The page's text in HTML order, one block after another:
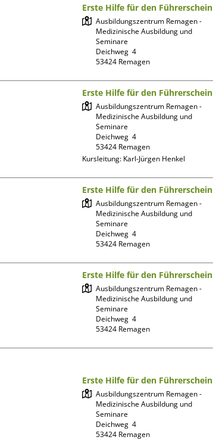
Erste Hilfe für den Führerschein
Ausbildungszentrum Remagen -
Medizinische Ausbildung und
Seminare
Deichweg  4
53424 Remagen
Erste Hilfe für den Führerschein
Ausbildungszentrum Remagen -
Medizinische Ausbildung und
Seminare
Deichweg  4
53424 Remagen
Kursleitung: Karl-Jürgen Henkel
Erste Hilfe für den Führerschein
Ausbildungszentrum Remagen -
Medizinische Ausbildung und
Seminare
Deichweg  4
53424 Remagen
Erste Hilfe für den Führerschein
Ausbildungszentrum Remagen -
Medizinische Ausbildung und
Seminare
Deichweg  4
53424 Remagen
Erste Hilfe für den Führerschein
Ausbildungszentrum Remagen -
Medizinische Ausbildung und
Seminare
Deichweg  4
53424 Remagen